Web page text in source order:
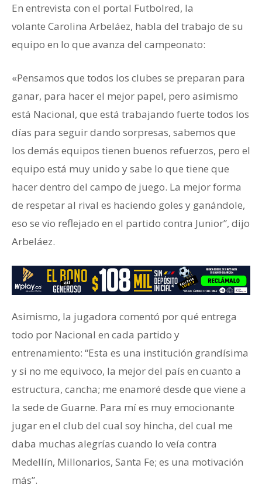
En entrevista con el portal Futbolred, la
volante Carolina Arbeláez, habla del trabajo de su
equipo en lo que avanza del campeonato:
«Pensamos que todos los clubes se preparan para
ganar, para hacer el mejor papel, pero asimismo
está Nacional, que está trabajando fuerte todos los
días para seguir dando sorpresas, sabemos que
los demás equipos tienen buenos refuerzos, pero el
equipo está muy unido y sabe lo que tiene que
hacer dentro del campo de juego. La mejor forma
de respetar al rival es haciendo goles y ganándole,
eso se vio reflejado en el partido contra Junior”, dijo
Arbeláez.
Asimismo, la jugadora comentó por qué entrega
todo por Nacional en cada partido y
entrenamiento: “Esta es una institución grandísima
y si no me equivoco, la mejor del país en cuanto a
estructura, cancha; me enamoré desde que viene a
la sede de Guarne. Para mí es muy emocionante
jugar en el club del cual soy hincha, del cual me
daba muchas alegrías cuando lo veía contra
Medellín, Millonarios, Santa Fe; es una motivación
más”.